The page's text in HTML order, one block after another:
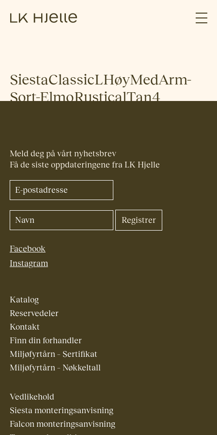
SiestaClassicLHøyMedArm-
Sort-ElmoRusticalTan4
Meld deg på vårt nyhetsbrev
Få de siste oppdateringene fra LK Hjelle
Facebook
Instagram
Katalog
Reservedeler
Kontakt
Finn din forhandler
Miljøfyrtårn – Sertifikat
Miljøfyrtårn – Nøkkeltall
Vedlikehold
Siesta monteringsanvisning
Falcon monteringsanvisning